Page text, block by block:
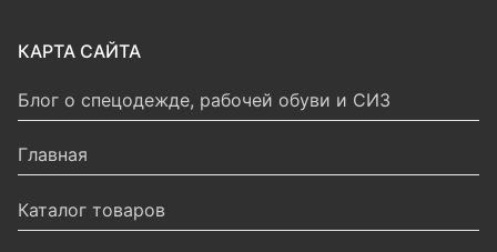
КАРТА САЙТА
Блог о спецодежде, рабочей обуви и СИЗ
Главная
Каталог товаров